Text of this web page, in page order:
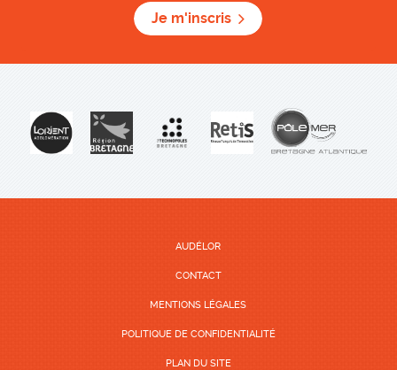
Je m'inscris
AUDÉLOR
CONTACT
MENTIONS LÉGALES
POLITIQUE DE CONFIDENTIALITÉ
PLAN DU SITE